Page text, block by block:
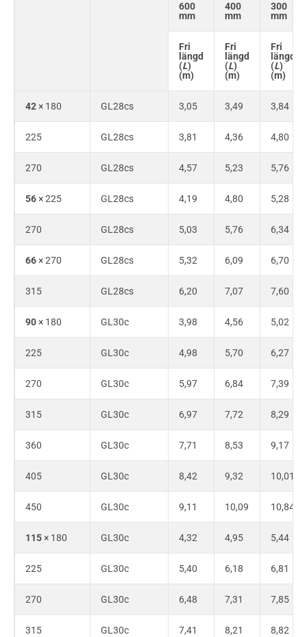
600
mm
400
mm
300
mm
Fri
längd
(L)
(m)
Fri
längd
(L)
(m)
Fri
längd
(L)
(m)
42 × 180 GL28cs 3,05 3,49 3,84
225 GL28cs 3,81 4,36 4,80
270 GL28cs 4,57 5,23 5,76
56 × 225 GL28cs 4,19 4,80 5,28
270 GL28cs 5,03 5,76 6,34
66 × 270 GL28cs 5,32 6,09 6,70
315 GL28cs 6,20 7,07 7,60
90 × 180 GL30c 3,98 4,56 5,02
225 GL30c 4,98 5,70 6,27
270 GL30c 5,97 6,84 7,39
315 GL30c 6,97 7,72 8,29
360 GL30c 7,71 8,53 9,17
405 GL30c 8,42 9,32 10,01
450 GL30c 9,11 10,09 10,84
115 × 180 GL30c 4,32 4,95 5,44
225 GL30c 5,40 6,18 6,81
270 GL30c 6,48 7,31 7,85
315 GL30c 7,41 8,21 8,82